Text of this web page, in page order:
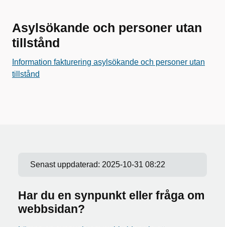
Asylsökande och personer utan
tillstånd
Information fakturering asylsökande och personer utan
tillstånd
Senast uppdaterad: 2025-10-31 08:22
Har du en synpunkt eller fråga om
webbsidan?